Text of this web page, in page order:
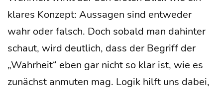
kla­res Kon­zept: Aus­sa­gen sind ent­we­der
wahr oder falsch. Doch sobald man dahin­ter
schaut, wird deut­lich, dass der Begriff der
„Wahr­heit“ eben gar nicht so klar ist, wie es
zunächst anmu­ten mag. Logik hilft uns dabei,